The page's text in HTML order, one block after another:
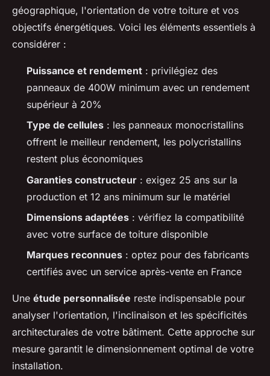
géographique, l'orientation de votre toiture et vos
objectifs énergétiques. Voici les éléments essentiels à
considérer :
Puissance et rendement : privilégiez des
panneaux de 400W minimum avec un rendement
supérieur à 20%
Type de cellules : les panneaux monocristallins
offrent le meilleur rendement, les polycristallins
restent plus économiques
Garanties constructeur : exigez 25 ans sur la
production et 12 ans minimum sur le matériel
Dimensions adaptées : vérifiez la compatibilité
avec votre surface de toiture disponible
Marques reconnues : optez pour des fabricants
certifiés avec un service après-vente en France
Une étude personnalisée reste indispensable pour
analyser l'orientation, l'inclinaison et les spécificités
architecturales de votre bâtiment. Cette approche sur
mesure garantit le dimensionnement optimal de votre
installation.